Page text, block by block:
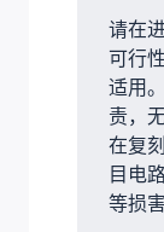
请在
可行
适用
责，
在复
目电
等损